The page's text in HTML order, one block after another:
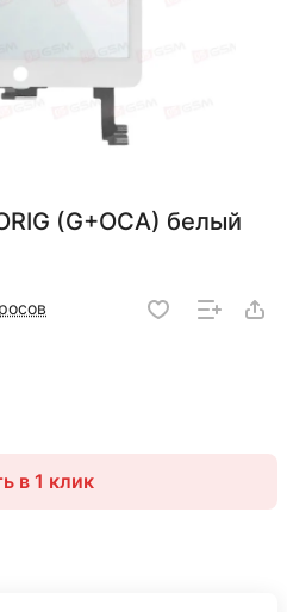
(G+OCA) белый
в 1 клик